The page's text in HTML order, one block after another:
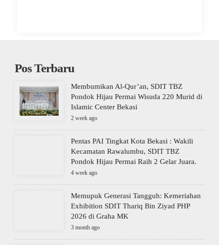
Pos Terbaru
Membumikan Al-Qur’an, SDIT TBZ
Pondok Hijau Permai Wisuda 220 Murid di
Islamic Center Bekasi
2 week ago
Pentas PAI Tingkat Kota Bekasi : Wakili
Kecamatan Rawalumbu, SDIT TBZ
Pondok Hijau Permai Raih 2 Gelar Juara.
4 week ago
Memupuk Generasi Tangguh: Kemeriahan
Exhibition SDIT Thariq Bin Ziyad PHP
2026 di Graha MK
3 month ago